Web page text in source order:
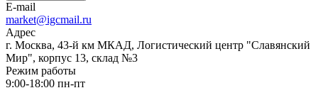
E-mail
market@igcmail.ru
Адрес
г. Москва, 43-й км МКАД, Логистический центр "Славянский
Мир", корпус 13, склад №3
Режим работы
9:00-18:00 пн-пт